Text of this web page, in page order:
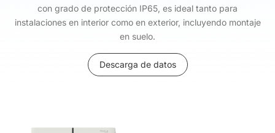
con grado de protección IP65, es ideal tanto para
instalaciones en interior como en exterior, incluyendo montaje
en suelo.
Descarga de datos